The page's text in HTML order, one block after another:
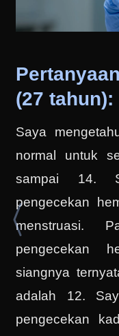
(27 tahun):
Saya
normal untuk
sampai 14.
pengecekan
menstruasi.
pengecekan
siangnya
adalah 12.
pengecekan